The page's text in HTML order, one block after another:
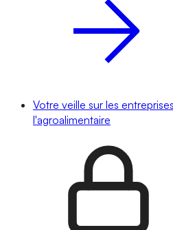
Votre veille sur les
l'agroalimentaire